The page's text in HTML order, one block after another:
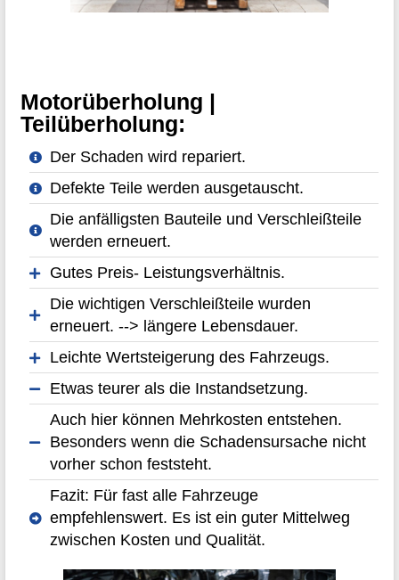
Motorüberholung |
Teilüberholung:
Der Schaden wird repariert.
Defekte Teile werden ausgetauscht.
Die anfälligsten Bauteile und Verschleißteile
werden erneuert.
Gutes Preis- Leistungsverhältnis.
Die wichtigen Verschleißteile wurden
erneuert. --> längere Lebensdauer.
Leichte Wertsteigerung des Fahrzeugs.
Etwas teurer als die Instandsetzung.
Auch hier können Mehrkosten entstehen.
Besonders wenn die Schadensursache nicht
vorher schon feststeht.
Fazit: Für fast alle Fahrzeuge
empfehlenswert. Es ist ein guter Mittelweg
zwischen Kosten und Qualität.